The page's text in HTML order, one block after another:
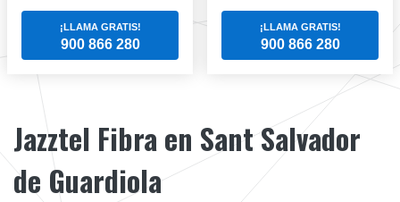
¡LLAMA GRATIS!
900 866 280
¡LLAMA GRATIS!
900 866 280
Jazztel Fibra en Sant Salvador
de Guardiola